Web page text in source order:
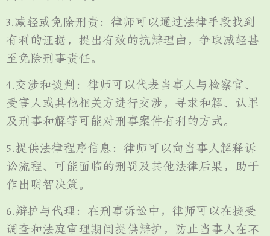
3.减轻或免除刑责：律师可以通过法律手段找到
有利的证据，提出有效的抗辩理由，争取减轻甚
至免除刑事责任。
4.交涉和谈判：律师可以代表当事人与检察官、
受害人或其他相关方进行交涉，寻求和解、认罪
及刑事和解等可能对刑事案件有利的方式。
5.提供法律程序信息：律师可以向当事人解释诉
讼流程、可能面临的刑罚及其他法律后果，助于
作出明智决策。
6.辩护与代理：在刑事诉讼中，律师可以在接受
调查和法庭审理期间提供辩护，防止当事人在不